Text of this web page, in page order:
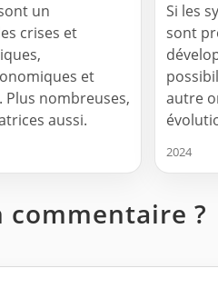
un
crises et
et
Plus nombreuses,
aussi.
Si les
sont
autre
2024
commentaire ?